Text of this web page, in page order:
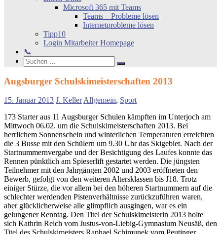
Microsoft 365 mit Teams
Teams – Probleme lösen
Internetprobleme lösen
Tipp10
Login Mitarbeiter Homepage
📞
Search
Suchen
nach:
Suchen
Augsburger Schulskimeisterschaften 2013
15. Januar 2013 J. KellerAllgemein, Sport
173 Starter aus 11 Augsburger Schulen kämpften im Unterjoch am
Mittwoch 06.02. um die Schulskimeisterschaften 2013. Bei
herrlichem Sonnenschein und winterlichen Temperaturen erreichten
die 3 Busse mit den Schülern um 9.30 Uhr das Skigebiet. Nach der
Startnummernvergabe und der Besichtigung des Laufes konnte das
Rennen pünktlich am Spieserlift gestartet werden. Die jüngsten
Teilnehmer mit den Jahrgängen 2002 und 2003 eröffneten den
Bewerb, gefolgt von den weiteren Altersklassen bis J18. Trotz
einiger Stürze, die vor allem bei den höheren Startnummern auf die
schlechter werdenden Pistenverhältnisse zurückzuführen waren,
aber glücklicherweise alle glimpflich ausgingen, war es ein
gelungener Renntag. Den Titel der Schulskimeisterin 2013 holte
sich Kathrin Reich vom Justus-von-Liebig-Gymnasium Neusäß, den